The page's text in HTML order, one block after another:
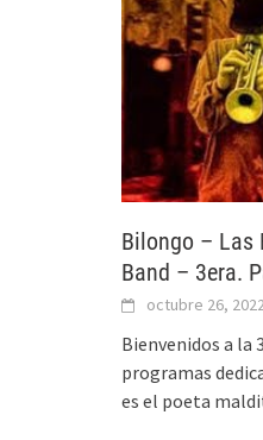
Bilongo – Las
Band – 3era.
octubre 26,
Bienvenidos a la
programas
es el poeta